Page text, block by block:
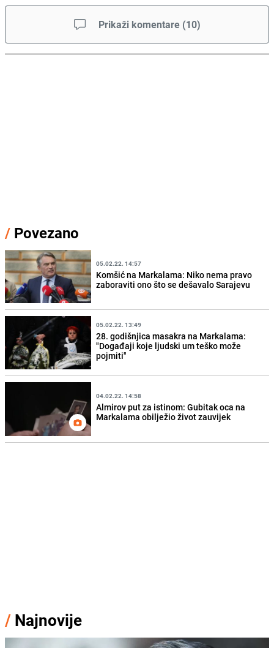
Prikaži komentare (10)
/ Povezano
05.02.22. 14:57
Komšić na Markalama: Niko nema pravo
zaboraviti ono što se dešavalo Sarajevu
05.02.22. 13:49
28. godišnjica masakra na Markalama:
"Događaji koje ljudski um teško može
pojmiti"
04.02.22. 14:58
Almirov put za istinom: Gubitak oca na
Markalama obilježio život zauvijek
/ Najnovije